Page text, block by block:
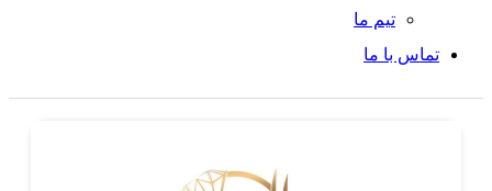
تیم ما
تماس با ما